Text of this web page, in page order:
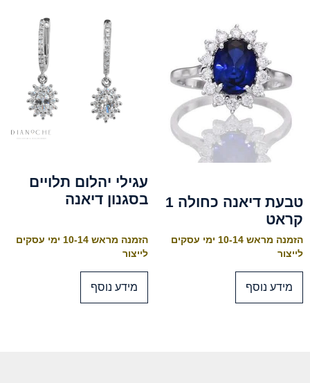
טבעת דיאנה כחולה 1
קראט
הזמנה מראש 10-14 ימי עסקים
לייצור
מידע נוסף
עגילי יהלום תלויים
בסגנון דיאנה
הזמנה מראש 10-14 ימי עסקים
לייצור
מידע נוסף